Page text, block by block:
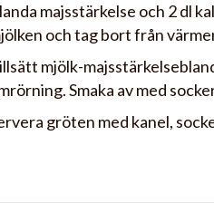
majsstärkelse och 2 dl
och tag bort från
mjölk-
Smaka av med
gröten med kanel,